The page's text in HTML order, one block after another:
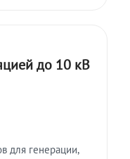
до 10 кВ
для генерации,